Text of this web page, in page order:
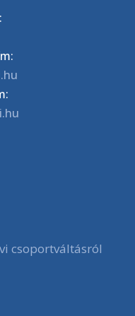
csoportváltásról